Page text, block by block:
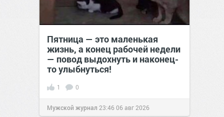
Пятница — это маленькая
жизнь, а конец рабочей недели
— повод выдохнуть и наконец-
то улыбнуться!
1 0
Мужской журнал 23:4606 авг 2026